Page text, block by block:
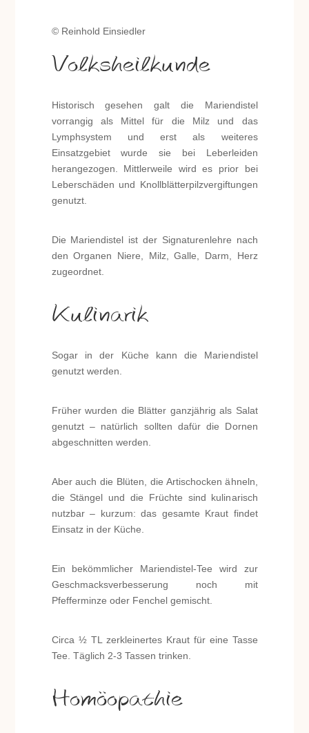
© Reinhold Einsiedler
Volksheilkunde
Historisch gesehen galt die Mariendistel
vorrangig als Mittel für die Milz und das
Lymphsystem und erst als weiteres
Einsatzgebiet wurde sie bei Leberleiden
herangezogen. Mittlerweile wird es prior bei
Leberschäden und Knollblätterpilzvergiftungen
genutzt.
Die Mariendistel ist der Signaturenlehre nach
den Organen Niere, Milz, Galle, Darm, Herz
zugeordnet.
Kulinarik
Sogar in der Küche kann die Mariendistel
genutzt werden.
Früher wurden die Blätter ganzjährig als Salat
genutzt – natürlich sollten dafür die Dornen
abgeschnitten werden.
Aber auch die Blüten, die Artischocken ähneln,
die Stängel und die Früchte sind kulinarisch
nutzbar – kurzum: das gesamte Kraut findet
Einsatz in der Küche.
Ein bekömmlicher Mariendistel-Tee wird zur
Geschmacksverbesserung noch mit
Pfefferminze oder Fenchel gemischt.
Circa ½ TL zerkleinertes Kraut für eine Tasse
Tee. Täglich 2-3 Tassen trinken.
Homöopathie